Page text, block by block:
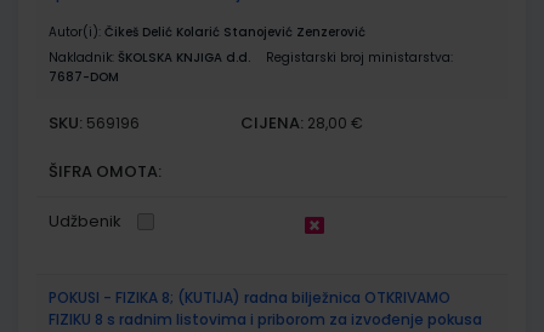
Autor(i): Čikeš Delić Kolarić Stanojević Zenzerović
Nakladnik: ŠKOLSKA KNJIGA d.d.
Registarski broj ministarstva:
7687-DOM
SKU: 569196 CIJENA: 28,00 €
ŠIFRA OMOTA:
Udžbenik
POKUSI - FIZIKA 8; (KUTIJA) radna bilježnica OTKRIVAMO
FIZIKU 8 s radnim listovima i priborom za izvođenje pokusa